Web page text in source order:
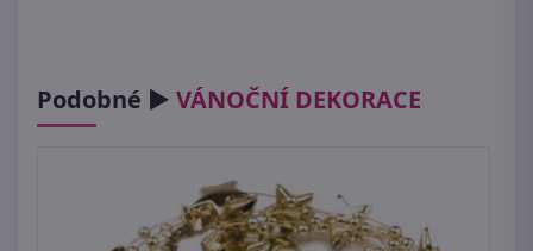
Podobné ► VÁNOČNÍ DEKORACE